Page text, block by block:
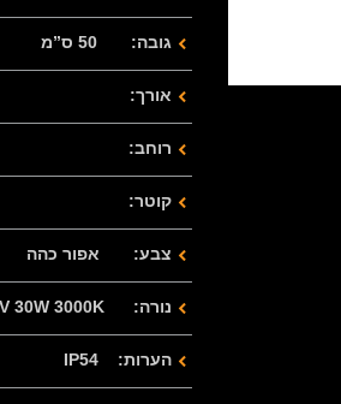
גובה: 50 ס”מ
אורך:
רוחב:
קוטר:
צבע: אפור כהה
נורה: LED 220V 30W 3000K
הערות: IP54